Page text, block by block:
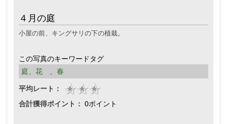
４月の庭
小屋の前、キングサリの下の植栽。
この写真のキーワードタグ
庭
花、 春
平均レート：
合計獲得ポイント： 0ポイント